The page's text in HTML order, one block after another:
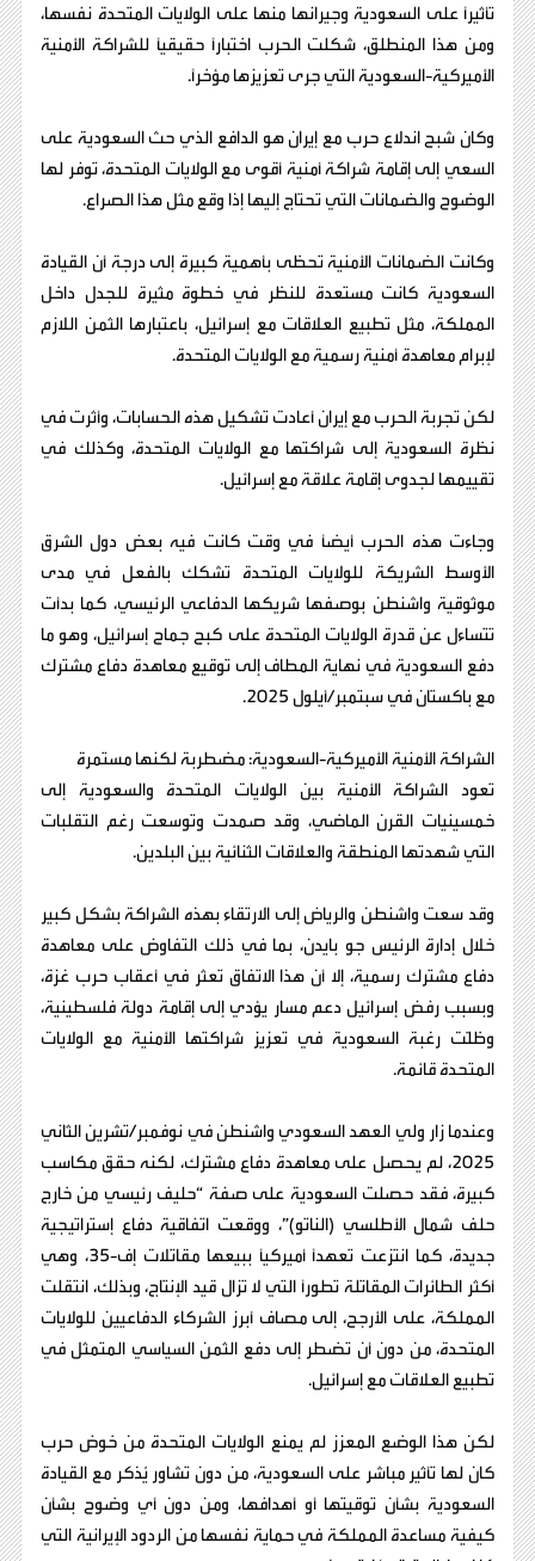
تأثيرًا على السعودية وجيرانها منها على الولايات المتحدة نفسها،
ومن هذا المنطلق، شكلت الحرب اختبارًا حقيقيًا للشراكة الأمنية
الأميركية-السعودية التي جرى تعزيزها مؤخرًا.
وكان شبح اندلاع حرب مع إيران هو الدافع الذي حث السعودية على
السعي إلى إقامة شراكة أمنية أقوى مع الولايات المتحدة، توفر لها
الوضوح والضمانات التي تحتاج إليها إذا وقع مثل هذا الصراع.
وكانت الضمانات الأمنية تحظى بأهمية كبيرة إلى درجة أن القيادة
السعودية كانت مستعدة للنظر في خطوة مثيرة للجدل داخل
المملكة، مثل تطبيع العلاقات مع إسرائيل، باعتبارها الثمن اللازم
لإبرام معاهدة أمنية رسمية مع الولايات المتحدة.
لكن تجربة الحرب مع إيران أعادت تشكيل هذه الحسابات، وأثرت في
نظرة السعودية إلى شراكتها مع الولايات المتحدة، وكذلك في
تقييمها لجدوى إقامة علاقة مع إسرائيل.
وجاءت هذه الحرب أيضًا في وقت كانت فيه بعض دول الشرق
الأوسط الشريكة للولايات المتحدة تشكك بالفعل في مدى
موثوقية واشنطن بوصفها شريكها الدفاعي الرئيسي، كما بدأت
تتساءل عن قدرة الولايات المتحدة على كبح جماح إسرائيل، وهو ما
دفع السعودية في نهاية المطاف إلى توقيع معاهدة دفاع مشترك
مع باكستان في سبتمبر/أيلول 2025.
الشراكة الأمنية الأميركية-السعودية: مضطربة لكنها مستمرة
تعود الشراكة الأمنية بين الولايات المتحدة والسعودية إلى
خمسينيات القرن الماضي، وقد صمدت وتوسعت رغم التقلبات
التي شهدتها المنطقة والعلاقات الثنائية بين البلدين.
وقد سعت واشنطن والرياض إلى الارتقاء بهذه الشراكة بشكل كبير
خلال إدارة الرئيس جو بايدن، بما في ذلك التفاوض على معاهدة
دفاع مشترك رسمية، إلا أن هذا الاتفاق تعثر في أعقاب حرب غزة،
وبسبب رفض إسرائيل دعم مسار يؤدي إلى إقامة دولة فلسطينية،
وظلّت رغبة السعودية في تعزيز شراكتها الأمنية مع الولايات
المتحدة قائمة.
وعندما زار ولي العهد السعودي واشنطن في نوفمبر/تشرين الثاني
2025، لم يحصل على معاهدة دفاع مشترك، لكنه حقق مكاسب
كبيرة، فقد حصلت السعودية على صفة “حليف رئيسي من خارج
حلف شمال الأطلسي (الناتو)”، ووقعت اتفاقية دفاع إستراتيجية
جديدة، كما انتزعت تعهدًا أميركيًا ببيعها مقاتلات إف-35، وهي
أكثر الطائرات المقاتلة تطورًا التي لا تزال قيد الإنتاج، وبذلك، انتقلت
المملكة، على الأرجح، إلى مصاف أبرز الشركاء الدفاعيين للولايات
المتحدة، من دون أن تضطر إلى دفع الثمن السياسي المتمثل في
تطبيع العلاقات مع إسرائيل.
لكن هذا الوضع المعزز لم يمنع الولايات المتحدة من خوض حرب
كان لها تأثير مباشر على السعودية، من دون تشاور يُذكر مع القيادة
السعودية بشأن توقيتها أو أهدافها، ومن دون أي وضوح بشأن
كيفية مساعدة المملكة في حماية نفسها من الردود الإيرانية التي